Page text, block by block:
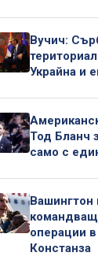
Вучич:
Украйна и
Тод Бланч
само с
Вашингтон
операции
Констанза